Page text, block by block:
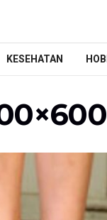
KESEHATAN HOBI